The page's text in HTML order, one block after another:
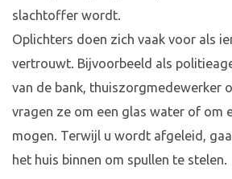
slachtoffer wordt.
Oplichters doen zich vaak voor als
vertrouwt. Bijvoorbeeld als
van de bank, thuiszorgmedewerker
vragen ze om een glas water of om
mogen. Terwijl u wordt afgeleid,
het huis binnen om spullen te stelen.